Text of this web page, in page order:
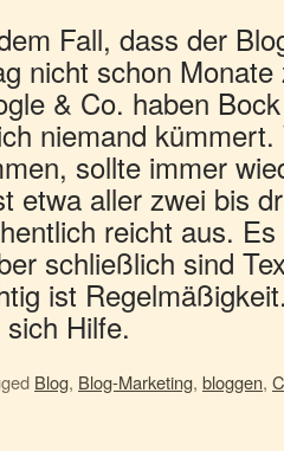
Fall, dass der
nicht schon
& Co. haben
niemand
sollte immer
etwa aller zwei bis
reicht aus.
schließlich sind
ist
Hilfe.
Blog, Blog-Marketing, bloggen,